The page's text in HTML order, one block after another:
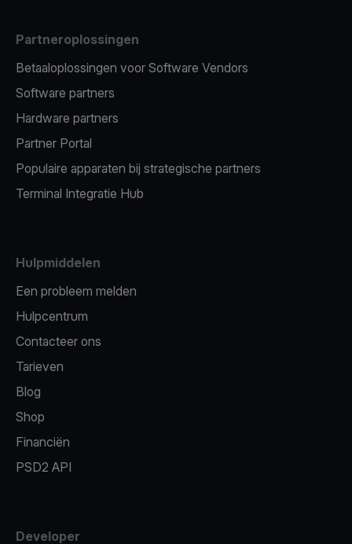
Partneroplossingen
Betaaloplossingen voor Software Vendors
Software partners
Hardware partners
Partner Portal
Populaire apparaten bij strategische partners
Terminal Integratie Hub
Hulpmiddelen
Een probleem melden
Hulpcentrum
Contacteer ons
Tarieven
Blog
Shop
Financiën
PSD2 API
Developer